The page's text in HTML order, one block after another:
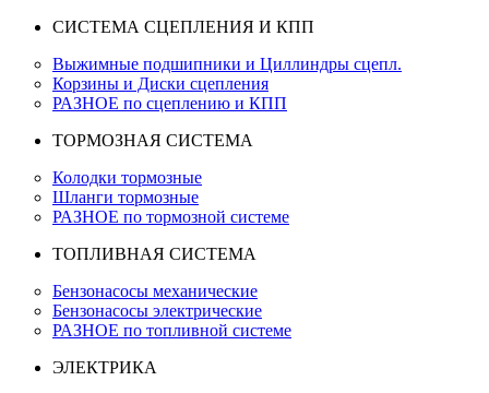
СИСТЕМА СЦЕПЛЕНИЯ И КПП
Выжимные подшипники и Циллиндры сцепл.
Корзины и Диски сцепления
РАЗНОЕ по сцеплению и КПП
ТОРМОЗНАЯ СИСТЕМА
Колодки тормозные
Шланги тормозные
РАЗНОЕ по тормозной системе
ТОПЛИВНАЯ СИСТЕМА
Бензонасосы механические
Бензонасосы электрические
РАЗНОЕ по топливной системе
ЭЛЕКТРИКА